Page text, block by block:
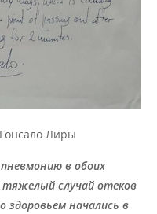
Лиры
в обоих
случай отеков
здоровьем начались в